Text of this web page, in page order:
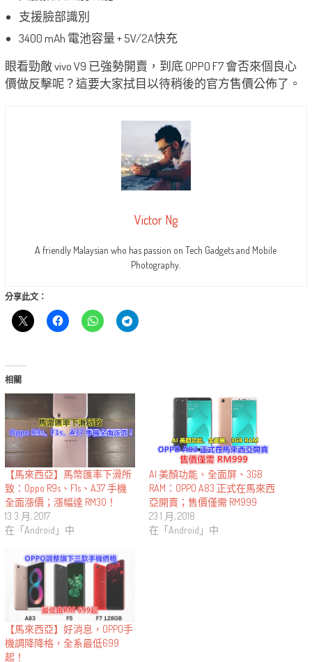
支援臉部識別
3400 mAh 電池容量 + 5V/2A快充
眼看勁敵 vivo V9 已強勢開賣，到底 OPPO F7 會否來個良心
價做反擊呢？這要大家拭目以待稍後的官方售價公佈了。
Victor Ng
A friendly Malaysian who has passion on Tech Gadgets and Mobile
Photography.
分享此文：
相關
【馬來西亞】馬幣匯率下滑所
致：Oppo R9s、F1s、A37 手機
全面漲價；漲幅達 RM30！
13 3 月, 2017
在「Android」中
AI 美顏功能、全面屏、3GB
RAM：OPPO A83 正式在馬來西
亞開賣；售價僅需 RM999
23 1 月, 2018
在「Android」中
【馬來西亞】好消息，OPPO手
機調降降格，全系最低699
起！